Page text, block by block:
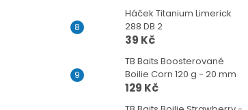
Háček Titanium Limerick
288 DB 2
39 Kč
TB Baits Boosterované
Boilie Corn 120 g - 20 mm
129 Kč